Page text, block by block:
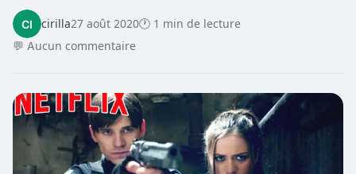
cirilla27 août 2020🕐 1 min de lecture
💬 Aucun commentaire